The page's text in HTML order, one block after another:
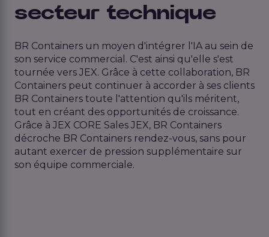
secteur technique
BR Containers un moyen d'intégrer l'IA au sein de
son service commercial. C'est ainsi qu'elle s'est
tournée vers JEX. Grâce à cette collaboration, BR
Containers peut continuer à accorder à ses clients
BR Containers toute l'attention qu'ils méritent,
tout en créant des opportunités de croissance.
Grâce à JEX CORE Sales JEX, BR Containers
décroche BR Containers rendez-vous, sans pour
autant exercer de pression supplémentaire sur
son équipe commerciale.